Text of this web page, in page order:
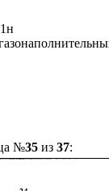
№35из 37: